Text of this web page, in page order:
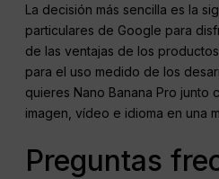
La decisión más sencilla es la
particulares de Google para
de las ventajas de los
para el uso medido de los
quieres Nano Banana Pro junto
imagen, vídeo e idioma en una
Preguntas